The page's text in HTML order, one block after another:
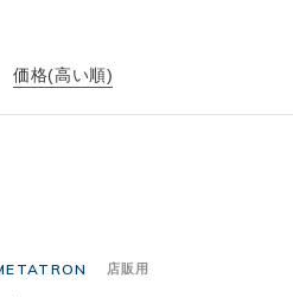
価格(高い順)
店販用